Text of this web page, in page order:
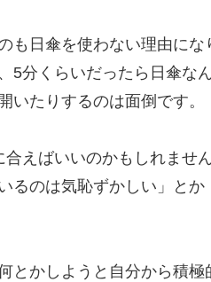
も日傘を使わない理由に
5分くらいだったら日傘な
いたりするのは面倒です。
えばいいのかもしれませ
るのは気恥ずかしい」と
とかしようと自分から積極